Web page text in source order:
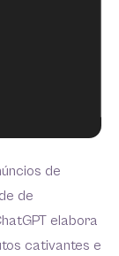
de
de
elabora
cativantes e